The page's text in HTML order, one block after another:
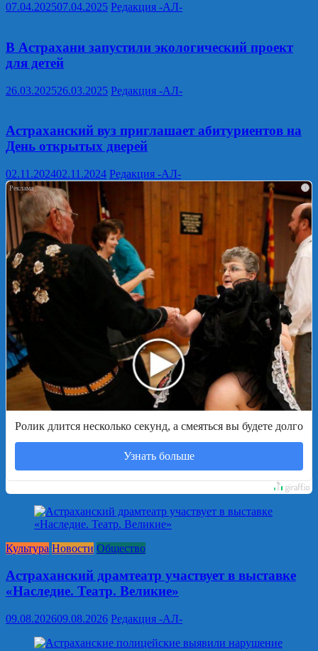
07.04.202507.04.2025 Редакция -АЛ-
В Астрахани запустили экологический проект
для детей
26.03.202526.03.2025 Редакция -АЛ-
Астраханский вуз приглашает абитуриентов на
День открытых дверей
02.11.202402.11.2024 Редакция -АЛ-
i
Ролик длится несколько секунд, а смеяться вы будете долго
Узнать больше
Культура Новости Общество
Астраханский драмтеатр участвует в выставке
«Наследие. Театр. Великие»
09.08.202609.08.2026 Редакция -АЛ-